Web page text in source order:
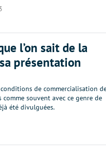
l’on sait de la
présentation
de commercialisation
souvent avec ce genre de
été divulguées.